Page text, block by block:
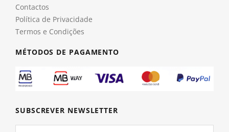
Contactos
Política de Privacidade
Termos e Condições
MÉTODOS DE PAGAMENTO
SUBSCREVER NEWSLETTER